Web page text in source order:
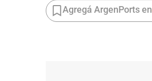
Agregá ArgenPorts en